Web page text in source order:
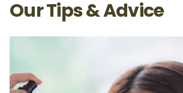
Our Tips & Advice